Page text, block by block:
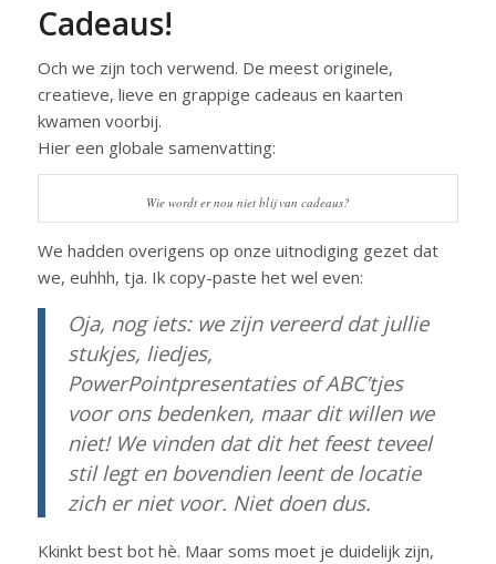
Cadeaus!
Och we zijn toch verwend. De meest originele,
creatieve, lieve en grappige cadeaus en kaarten
kwamen voorbij.
Hier een globale samenvatting:
Wie wordt er nou niet blij van cadeaus?
We hadden overigens op onze uitnodiging gezet dat
we, euhhh, tja. Ik copy-paste het wel even:
Oja, nog iets: we zijn vereerd dat jullie
stukjes, liedjes,
PowerPointpresentaties of ABC’tjes
voor ons bedenken, maar dit willen we
niet! We vinden dat dit het feest teveel
stil legt en bovendien leent de locatie
zich er niet voor. Niet doen dus.
Kkinkt best bot hè. Maar soms moet je duidelijk zijn,